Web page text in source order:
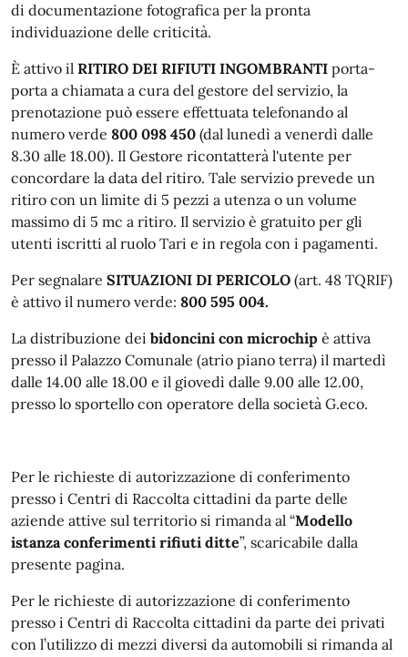
di documentazione fotografica per la pronta
individuazione delle criticità.
È attivo il RITIRO DEI RIFIUTI INGOMBRANTI porta-
porta a chiamata a cura del gestore del servizio, la
prenotazione può essere effettuata telefonando al
numero verde 800 098 450 (dal lunedì a venerdì dalle
8.30 alle 18.00). Il Gestore ricontatterà l'utente per
concordare la data del ritiro. Tale servizio prevede un
ritiro con un limite di 5 pezzi a utenza o un volume
massimo di 5 mc a ritiro. Il servizio è gratuito per gli
utenti iscritti al ruolo Tari e in regola con i pagamenti.
Per segnalare SITUAZIONI DI PERICOLO (art. 48 TQRIF)
è attivo il numero verde: 800 595 004.
La distribuzione dei bidoncini con microchip è attiva
presso il Palazzo Comunale (atrio piano terra) il martedì
dalle 14.00 alle 18.00 e il giovedì dalle 9.00 alle 12.00,
presso lo sportello con operatore della società G.eco.
Per le richieste di autorizzazione di conferimento
presso i Centri di Raccolta cittadini da parte delle
aziende attive sul territorio si rimanda al “Modello
istanza conferimenti rifiuti ditte”, scaricabile dalla
presente pagina.
Per le richieste di autorizzazione di conferimento
presso i Centri di Raccolta cittadini da parte dei privati
con l’utilizzo di mezzi diversi da automobili si rimanda al